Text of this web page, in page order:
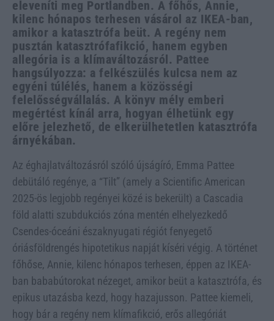
eleveníti meg Portlandben. A főhős, Annie,
kilenc hónapos terhesen vásárol az IKEA-ban,
amikor a katasztrófa beüt. A regény nem
pusztán katasztrófafikció, hanem egyben
allegória is a klímaváltozásról. Pattee
hangsúlyozza: a felkészülés kulcsa nem az
egyéni túlélés, hanem a közösségi
felelősségvállalás. A könyv mély emberi
megértést kínál arra, hogyan élhetünk egy
előre jelezhető, de elkerülhetetlen katasztrófa
árnyékában.
Az éghajlatváltozásról szóló újságíró, Emma Pattee
debütáló regénye, a “Tilt” (amely a Scientific American
2025-ös legjobb regényei közé is bekerült) a Cascadia
föld alatti szubdukciós zóna mentén elhelyezkedő
Csendes-óceáni északnyugati régiót fenyegető
óriásföldrengés hipotetikus napját kíséri végig. A történet
főhőse, Annie, kilenc hónapos terhesen, éppen az IKEA-
ban bababútorokat nézeget, amikor beüt a katasztrófa, és
epikus utazásba kezd, hogy hazajusson. Pattee kiemeli,
hogy bár a regény nem klímafikció, erős allegóriát